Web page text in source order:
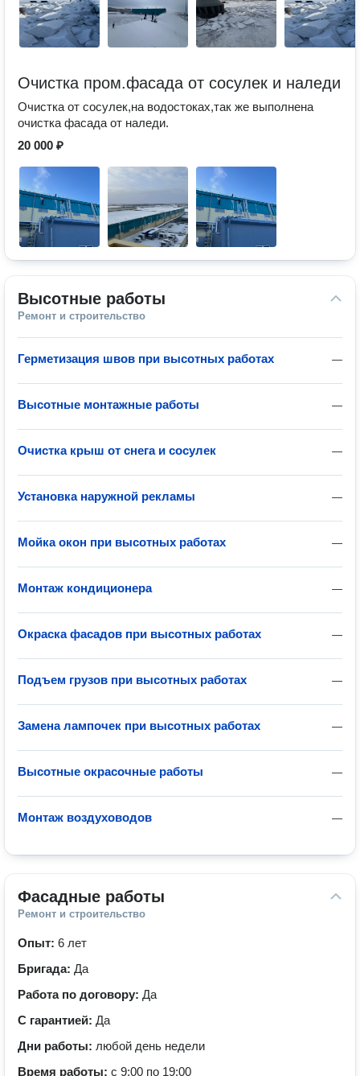
Очистка пром.фасада от сосулек и наледи
Очистка от сосулек,на водостоках,так же выполнена
очистка фасада от наледи.
20 000 ₽
Высотные работы
Ремонт и строительство
—
Герметизация швов при высотных работах
—
Высотные монтажные работы
—
Очистка крыш от снега и сосулек
—
Установка наружной рекламы
—
Мойка окон при высотных работах
—
Монтаж кондиционера
—
Окраска фасадов при высотных работах
—
Подъем грузов при высотных работах
—
Замена лампочек при высотных работах
—
Высотные окрасочные работы
—
Монтаж воздуховодов
Фасадные работы
Ремонт и строительство
Опыт: 6 лет
Бригада: Да
Работа по договору: Да
С гарантией: Да
Дни работы: любой день недели
Время работы: с 9:00 по 19:00